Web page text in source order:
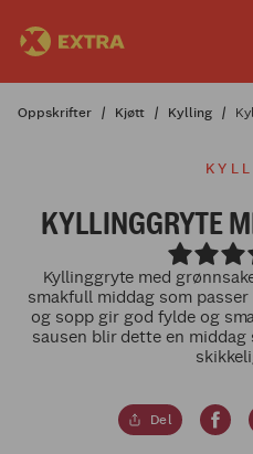
Oppskrifter Kjøtt Kylling
KYLLINGGRYTE
Kyllinggryte med
smakfull middag som
og sopp gir god fylde og
sausen blir dette en middag
Del